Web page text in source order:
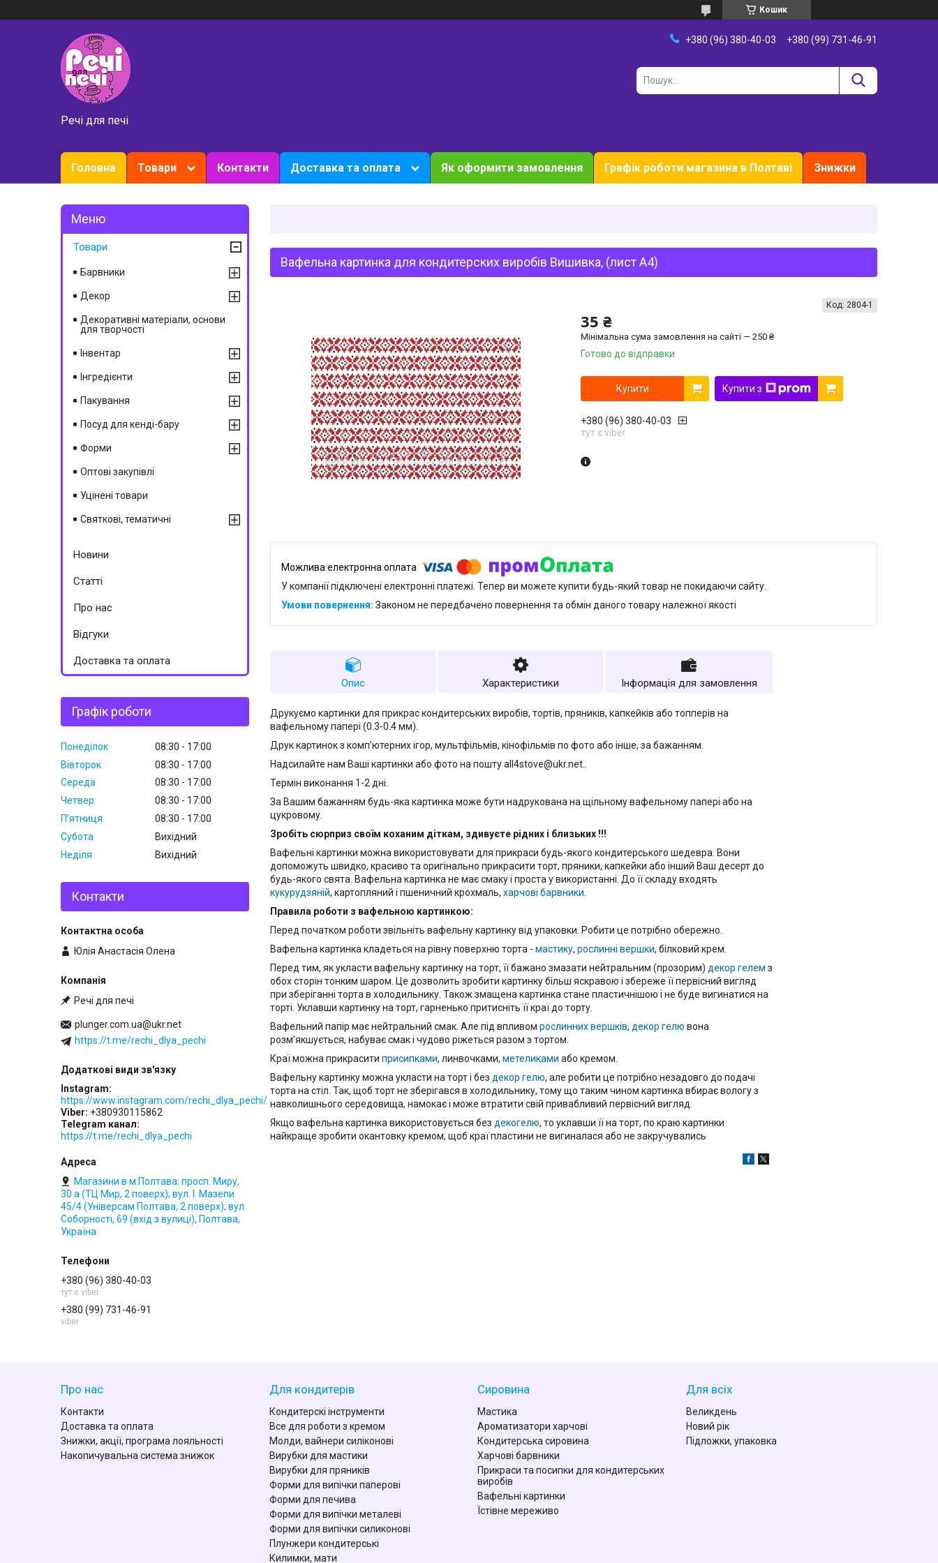
Кошик
Речі для печі
+380 (96) 380-40-03 +380 (99) 731-46-91
Головна Товари Контакти Доставка та оплата Як оформити замовлення Графік роботи магазина в Полтаві Знижки
Вафельна картинка для кондитерских виробів Вишивка, (лист А4)
35 ₴
Мінімальна сума замовлення на сайті — 250 ₴
Готово до відправки
Код: 2804-1
Купити Купити з
+380 (96) 380-40-03
тут є viber
У компанії підключені електронні платежі. Тепер ви можете купити будь-який товар не покидаючи сайту.
Законом не передбачено повернення та обмін даного товару належної якості
Опис Характеристики Інформація для замовлення
Друкуємо картинки для прикрас кондитерських виробів, тортів, пряників, капкейків або топперів на
вафельному папері (0.3-0.4 мм).
Друк картинок з комп’ютерних ігор, мультфільмів, кінофільмів по фото або інше, за бажанням.
Надсилайте нам Ваші картинки або фото на пошту all4stove@ukr.net..
Термін виконання 1-2 дні.
За Вашим бажанням будь-яка картинка може бути надрукована на щільному вафельному папері або на
цукровому.
Зробіть сюрприз своїм коханим діткам, здивуєте рідних і близьких !!!
Вафельні картинки можна використовувати для прикраси будь-якого кондитерського шедевра. Вони
допоможуть швидко, красиво та оригінально прикрасити торт, пряники, капкейки або інший Ваш десерт до
будь-якого свята. Вафельна картинка не має смаку і проста у використанні. До її складу входять
кукурудзяній, картопляний і пшеничний крохмаль, харчові барвники.
Правила роботи з вафельною картинкою:
Перед початком роботи звільніть вафельну картинку від упаковки. Робити це потрібно обережно.
Вафельна картинка кладеться на рівну поверхню торта - мастику, рослинні вершки, білковий крем.
Перед тим, як укласти вафельну картинку на торт, її бажано змазати нейтральним (прозорим) декор гелем з
обох сторін тонким шаром. Це дозволить зробити картинку більш яскравою і збереже її первісний вигляд
при зберіганні торта в холодильнику. Також змащена картинка стане пластичнішою і не буде вигинатися на
торті. Уклавши картинку на торт, гарненько притисніть її краї до торту.
Вафельний папір має нейтральний смак. Але під впливом рослинних вершків, декор гелю вона
розм'якшується, набуває смак і чудово ріжеться разом з тортом.
Краї можна прикрасити присипками, линвочками, метеликами або кремом.
Вафельну картинку можна укласти на торт і без декор гелю, але робити це потрібно незадовго до подачі
торта на стіл. Так, щоб торт не зберігався в холодильнику, тому що таким чином картинка вбирає вологу з
навколишнього середовища, намокає і може втратити свій привабливий первісний вигляд.
Якщо вафельна картинка використовується без декогелю, то уклавши її на торт, по краю картинки
найкраще зробити окантовку кремом, щоб краї пластини не вигиналася або не закручувались
Товари
Барвники
Декор
Декоративні матеріали, основи
для творчості
Інвентар
Інгредієнти
Пакування
Посуд для кенді-бару
Форми
Оптові закупівлі
Уцінені товари
Святкові, тематичні
Новини
Статті
Про нас
Відгуки
Доставка та оплата
Графік роботи
Понеділок 08:30
17:00
Вівторок
08:30
17:00
Середа
08:30
17:00
Четвер
08:30
17:00
Пʼятниця
08:30
17:00
Субота
Вихідний
Неділя
Вихідний
Контакти
Юлія Анастасія Олена
Речі для печі
plunger.com.ua@ukr.net
https://t.me/rechi_dlya_pechi
Instagram
https://www.instagram.com/rechi_dlya_pechi/
Viber +380930115862
Telegram канал
https://t.me/rechi_dlya_pechi
Магазини в м.Полтава: просп. Миру,
30 а (ТЦ Мир, 2 поверх); вул. І. Мазепи
45/4 (Універсам Полтава, 2 поверх); вул.
Соборності, 69 (вхід з вулиці), Полтава,
Україна
+380 (96) 380-40-03
тут є viber
+380 (99) 731-46-91
viber
Про нас
Контакти
Доставка та оплата
Знижки, акції, програма лояльності
Накопичувальна система знижок
Для кондитерів
Кондитерскі інструменти
Все для роботи з кремом
Молди, вайнери силіконові
Вирубки для мастики
Вирубки для пряників
Форми для випічки паперові
Форми для печива
Форми для випічки металеві
Форми для випічки силиконові
Плунжери кондитерські
Килимки, мати
Сировина
Мастика
Ароматизатори харчові
Кондитерська сировина
Харчові барвники
Прикраси та посипки для кондитерських
виробів
Вафельні картинки
Їстівне мереживо
Для всіх
Великдень
Новий рік
Підложки, упаковка